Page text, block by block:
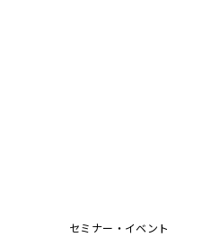
セミナー・イベント